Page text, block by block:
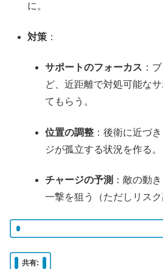
に。
対策 ：
サポートのフォーカス ：
ど、近距離で対処可能な
てもらう。
位置の調整 ：後衛に近づ
ジが孤立する状況を作る。
チャージの予測 ：敵の動
一撃を狙う（ただしリスク
共有: